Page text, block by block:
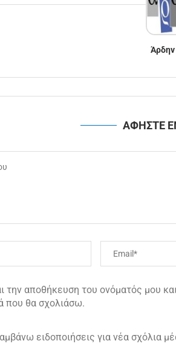
ΑΦΗΣΤΕ
την αποθήκευση του ονόματός μου
που θα σχολιάσω.
ειδοποιήσεις για νέα σχόλια